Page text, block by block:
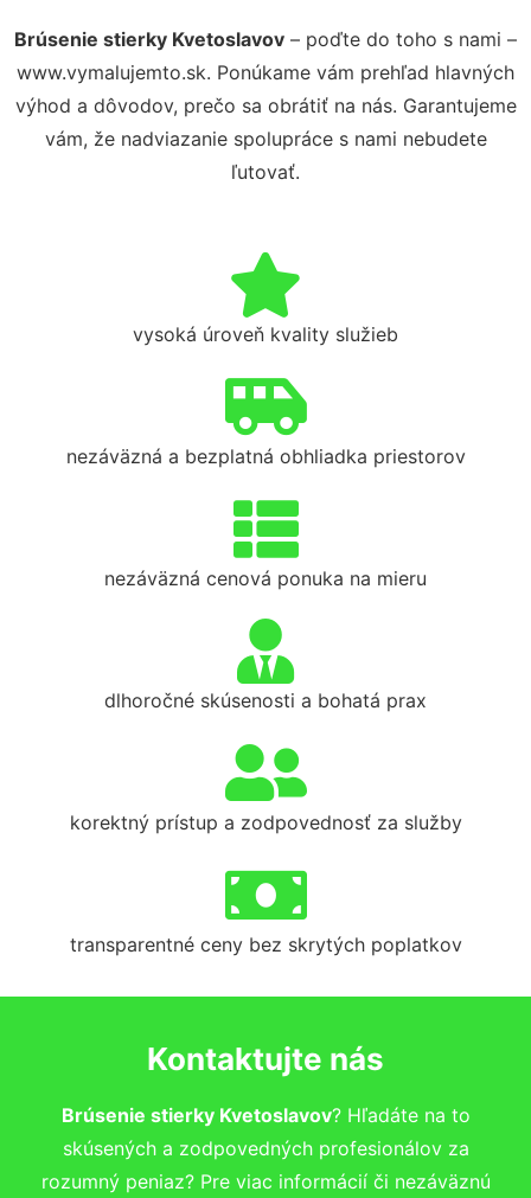
Brúsenie stierky Kvetoslavov – poďte do toho s nami –
www.vymalujemto.sk. Ponúkame vám prehľad hlavných
výhod a dôvodov, prečo sa obrátiť na nás. Garantujeme
vám, že nadviazanie spolupráce s nami nebudete
ľutovať.
vysoká úroveň kvality služieb
nezáväzná a bezplatná obhliadka priestorov
nezáväzná cenová ponuka na mieru
dlhoročné skúsenosti a bohatá prax
korektný prístup a zodpovednosť za služby
transparentné ceny bez skrytých poplatkov
Kontaktujte nás
Brúsenie stierky Kvetoslavov? Hľadáte na to
skúsených a zodpovedných profesionálov za
rozumný peniaz? Pre viac informácií či nezáväznú